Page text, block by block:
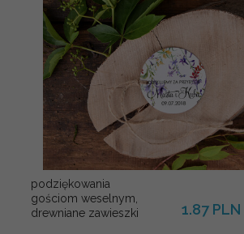
podziękowania
gościom weselnym,
drewniane zawieszki
1.87 PLN